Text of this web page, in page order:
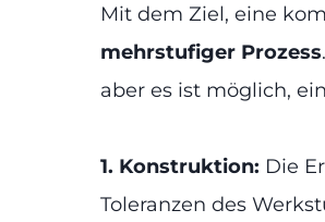
Mit dem Ziel, eine
mehrstufiger Prozess
aber es ist möglich,
1. Konstruktion: Die
Toleranzen des